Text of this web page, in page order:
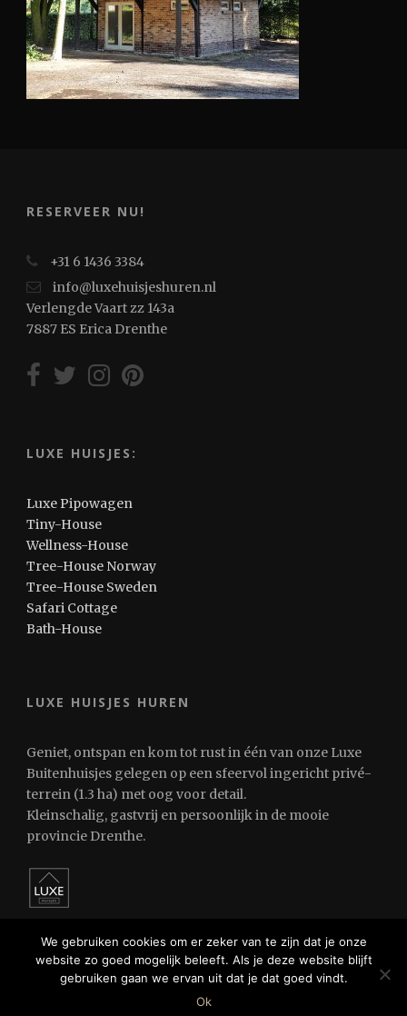
RESERVEER NU!
+31 6 1436 3384
info@luxehuisjeshuren.nl
Verlengde Vaart zz 143a
7887 ES Erica Drenthe
LUXE HUISJES:
Luxe Pipowagen
Tiny-House
Wellness-House
Tree-House Norway
Tree-House Sweden
Safari Cottage
Bath-House
LUXE HUISJES HUREN
Geniet, ontspan en kom tot rust in één van onze Luxe
Buitenhuisjes gelegen op een sfeervol ingericht privé-
terrein (1.3 ha) met oog voor detail.
Kleinschalig, gastvrij en persoonlijk in de mooie
provincie Drenthe.
© 2024 Luxe Huisjes Huren
We gebruiken cookies om er zeker van te zijn dat je onze
website zo goed mogelijk beleeft. Als je deze website blijft
gebruiken gaan we ervan uit dat je dat goed vindt.
Ok